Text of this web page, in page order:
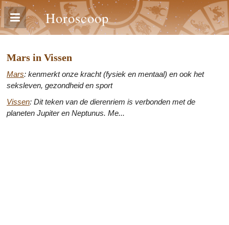
Horoscoop
Mars in Vissen
Mars: kenmerkt onze kracht (fysiek en mentaal) en ook het
seksleven, gezondheid en sport
Vissen: Dit teken van de dierenriem is verbonden met de
planeten Jupiter en Neptunus. Me...